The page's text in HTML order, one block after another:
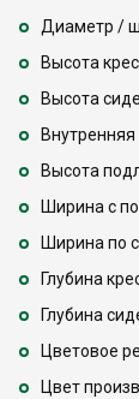
Диаметр /
Высота
Высота
Высота
Ширина с
Ширина по
Глубина
Глубина
Цветовое
Цвет